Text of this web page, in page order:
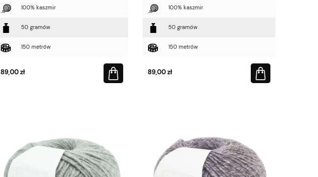
100% kaszmir
50 gramów
150 metrów
89,00 zł
100% kaszmir
50 gramów
150 metrów
89,00 zł